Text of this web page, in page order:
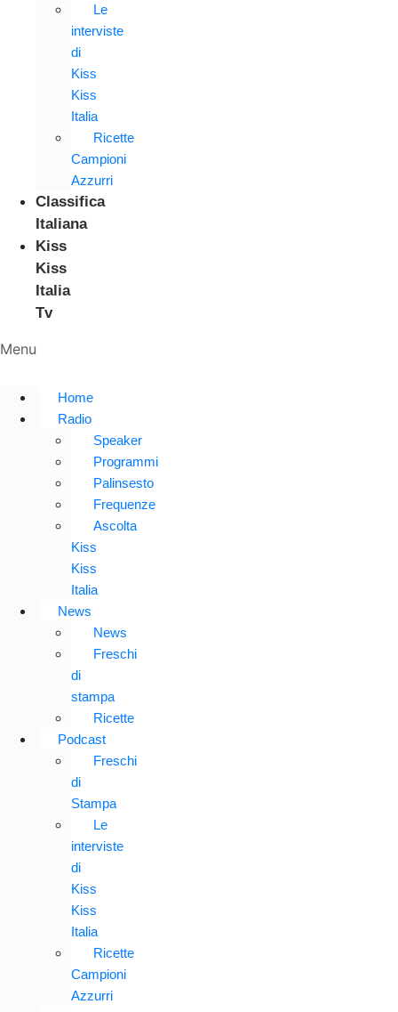
Le
interviste
di
Kiss
Kiss
Italia
Ricette
Campioni
Azzurri
Classifica
Italiana
Kiss
Kiss
Italia
Tv
Menu
Home
Radio
Speaker
Programmi
Palinsesto
Frequenze
Ascolta
Kiss
Kiss
Italia
News
News
Freschi
di
stampa
Ricette
Podcast
Freschi
di
Stampa
Le
interviste
di
Kiss
Kiss
Italia
Ricette
Campioni
Azzurri